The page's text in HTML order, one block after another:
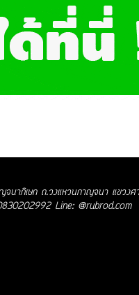
นาภิเษก ถ.วงแหวนกาญจนา แขวงศ
Line: @rubrod.com